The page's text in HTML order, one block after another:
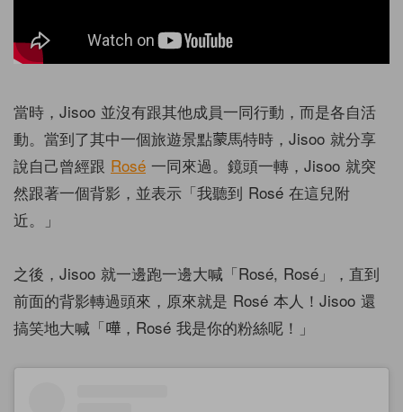
當時，Jisoo 並沒有跟其他成員一同行動，而是各自活
動。當到了其中一個旅遊景點蒙馬特時，Jisoo 就分享
說自己曾經跟 Rosé 一同來過。鏡頭一轉，Jisoo 就突
然跟著一個背影，並表示「我聽到 Rosé 在這兒附
近。」
之後，Jisoo 就一邊跑一邊大喊「Rosé, Rosé」，直到
前面的背影轉過頭來，原來就是 Rosé 本人！Jisoo 還
搞笑地大喊「嘩，Rosé 我是你的粉絲呢！」